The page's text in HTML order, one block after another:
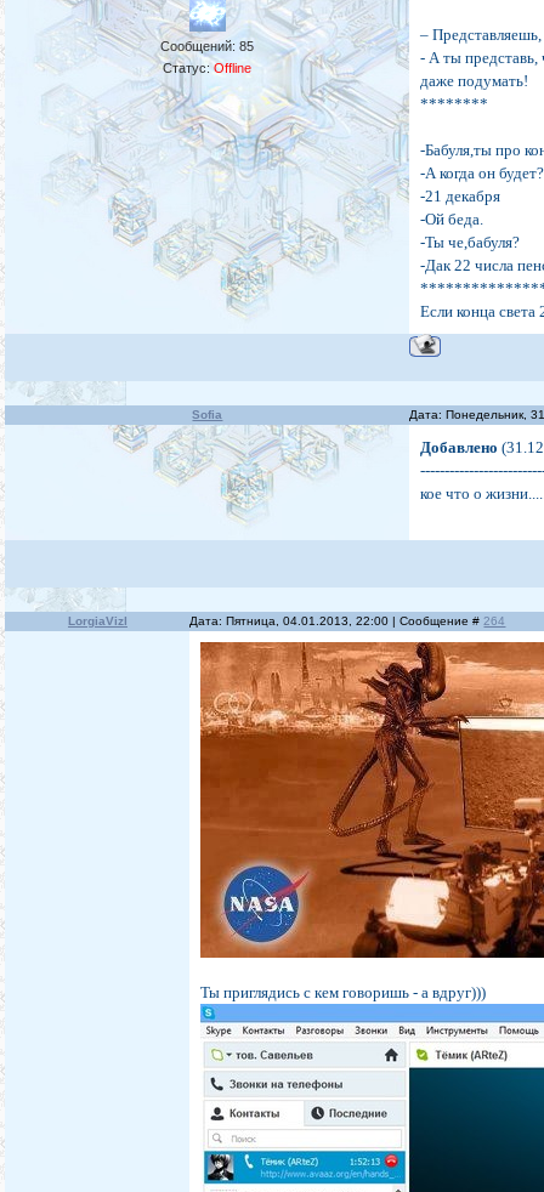
Сообщений:85
Статус:Offline
–
- А ты представь,
даже подумать!
********
-Бабуля,ты про
-А когда он будет?
-21 декабря
-Ой беда.
-Ты че,бабуля?
-Дак 22 числа
Если конца
Sofia Дата: Понедельник,
Добавлено
кое что о
LorgiaVizl Дата: Пятница, 04.01.2013, 22:00 | Сообщение #264
Ты приглядись с кем говоришь - а вдруг)))